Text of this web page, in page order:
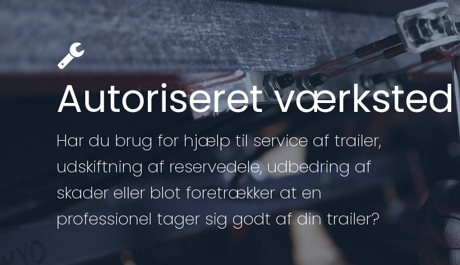
Autoriseret værksted
Har du brug for hjælp til service af trailer,
udskiftning af reservedele, udbedring af
skader eller blot foretrækker at en
professionel tager sig godt af din trailer?